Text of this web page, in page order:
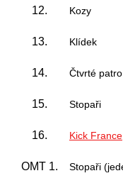
12. Kozy
13. Klídek
14. Čtvrté patro
15. Stopaři
16. Kick France
OMT 1. Stopaři